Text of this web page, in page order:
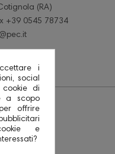
(RA)
+39 0545 78734
i
social
di
a scopo
offrire
e